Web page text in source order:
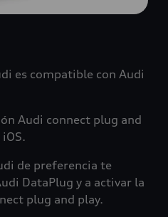
es compatible con Audi
Audi connect plug and
de preferencia te
DataPlug y a activar la
plug and play.